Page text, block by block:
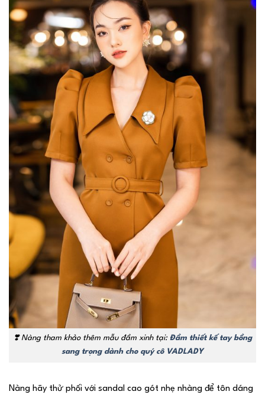
❣️Nàng tham khảo thêm mẫu đầm xinh tại: Đầm thiết kế tay bồng
sang trọng dành cho quý cô VADLADY
Nàng hãy thử phối với sandal cao gót nhẹ nhàng để tôn dáng